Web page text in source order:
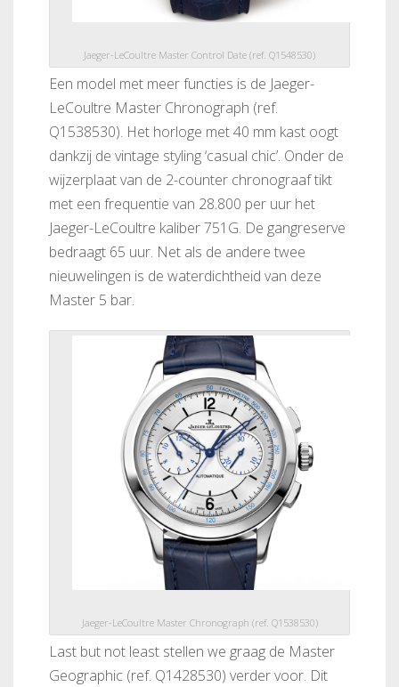
Jaeger-LeCoultre Master Control Date (ref. Q1548530)
Een model met meer functies is de Jaeger-
LeCoultre Master Chronograph (ref.
Q1538530). Het horloge met 40 mm kast oogt
dankzij de vintage styling ‘casual chic’. Onder de
wijzerplaat van de 2-counter chronograaf tikt
met een frequentie van 28.800 per uur het
Jaeger-LeCoultre kaliber 751G. De gangreserve
bedraagt 65 uur. Net als de andere twee
nieuwelingen is de waterdichtheid van deze
Master 5 bar.
Jaeger-LeCoultre Master Chronograph (ref. Q1538530)
Last but not least stellen we graag de Master
Geographic (ref. Q1428530) verder voor. Dit